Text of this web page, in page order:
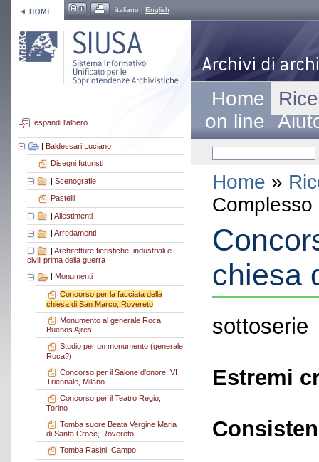
italiano | English
espandi l'albero
| Baldessari Luciano
Disegni futuristi
| Scenografie
Pastelli
| Allestimenti
Arredamenti
| Architetture fieristiche, industriali e
civili prima della guerra
Monumenti
Concorso per la facciata della
chiesa di San Marco, Rovereto
Monumento al generale Roca,
Buenos Ajres
Studio per un monumento (generale
Roca?)
Concorso per il Salone d'onore, VI
Triennale, Milano
Concorso per il Teatro Regio,
Torino
Tomba suore Beata Vergine Maria
di Santa Croce, Rovereto
Tomba Rasini, Campo
Home
on line
Home »
chiesa
sottoserie
Estremi